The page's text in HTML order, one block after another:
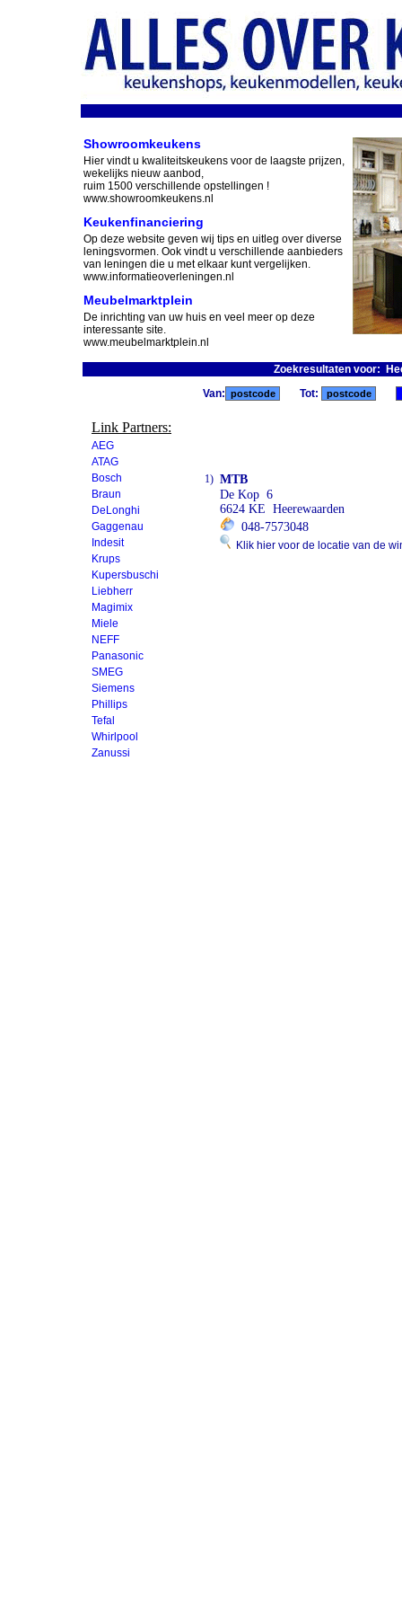
Showroomkeukens
Hier vindt u kwaliteitskeukens voor de laagste prijzen,
wekelijks nieuw aanbod,
ruim 1500 verschillende opstellingen !
www.showroomkeukens.nl
Keukenfinanciering
Op deze website geven wij tips en uitleg over diverse
leningsvormen. Ook vindt u verschillende aanbieders
van leningen die u met elkaar kunt vergelijken.
www.informatieoverleningen.nl
Meubelmarktplein
De inrichting van uw huis en veel meer op deze
interessante site.
www.meubelmarktplein.nl
Zoekresultaten voor:
Link Partners:
AEG
ATAG
Bosch
Braun
DeLonghi
Gaggenau
Indesit
Krups
Kupersbuschi
Liebherr
Magimix
Miele
NEFF
Panasonic
SMEG
Siemens
Phillips
Tefal
Whirlpool
Zanussi
Van: Tot:
1) MTB
De Kop 6
6624 KE Heerewaarden
048-7573048
Klik hier voor de locatie van de